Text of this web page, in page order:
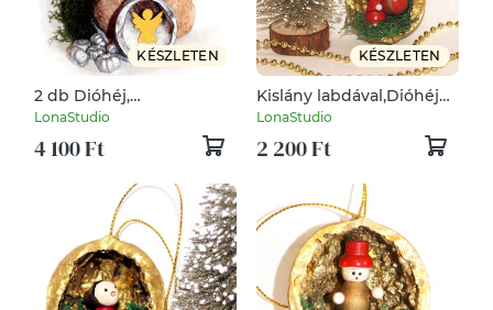
KÉSZLETEN
2 db Dióhéj,
karácsonyfadísz
csomag)
LonaStudio
4 100 Ft
KÉSZLETEN
Kislány labdával,Dióhéj
karácsonyfadísz
LonaStudio
2 200 Ft